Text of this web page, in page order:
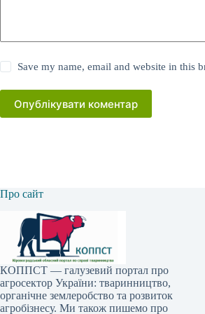
Save my name, email and website in this
Опублікувати коментар
Про сайт
КОППСТ — галузевий портал про
агросектор України: тваринництво,
органічне землеробство та розвиток
агробізнесу. Ми також пишемо про